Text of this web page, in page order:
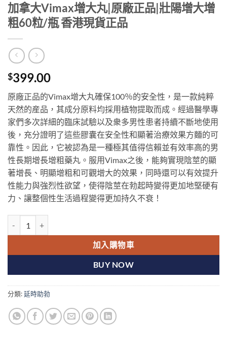
加拿大Vimax增大丸|原廠正品|壯陽增大增
粗60粒/瓶 香港現貨正品
$399.00
原廠正品的Vimax增大丸確保100％的安全性，是一款純粹
天然的産品，其成分原料均採用植物提取而成。經過醫學專
家們多次詳細的臨床試驗以及衆多男性患者持續不斷地使用
後，充分證明了這些膠囊在安全性和顯著治療效果方麵的可
靠性。因此，它被認為是一種極其值得信賴並有效率高的男
性長期增長增粗藥丸。服用Vimax之後，能夠實現陰莖的顯
著增長、明顯增粗和可觀增大的效果，同時還可以有效提升
性能力與強烈性欲望，使得陰莖在勃起時變得更加地堅硬有
力、讓整個性生活過程變得更加持久不衰！
加入購物車
BUY NOW
分類:延時助勃